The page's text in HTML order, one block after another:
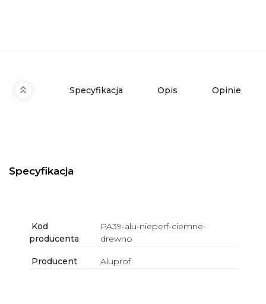
Specyfikacja Opis Opinie
Specyfikacja
Kod
producenta
PA39-alu-nieperf-ciemne-
drewno
Producent Aluprof